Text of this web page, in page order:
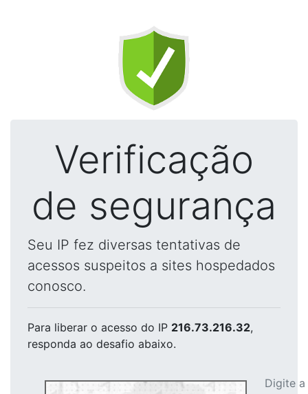
Verificação
de segurança
Seu IP fez diversas tentativas de
acessos suspeitos a sites hospedados
conosco.
Para liberar o acesso do IP 216.73.216.32,
responda ao desafio abaixo.
Digite